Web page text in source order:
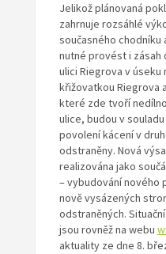
Jelikož plánovaná
zahrnuje rozsáhlé
současného chodníku
nutné provést i zásah
ulici Riegrova v úseku
křižovatkou Riegrova
které zde tvoří
ulice, budou v
povolení kácení v
odstraněny. Nová
realizována jako
– vybudování nového
nově vysázených
odstraněných.
jsou rovněž na webu
aktuality ze dne 8.